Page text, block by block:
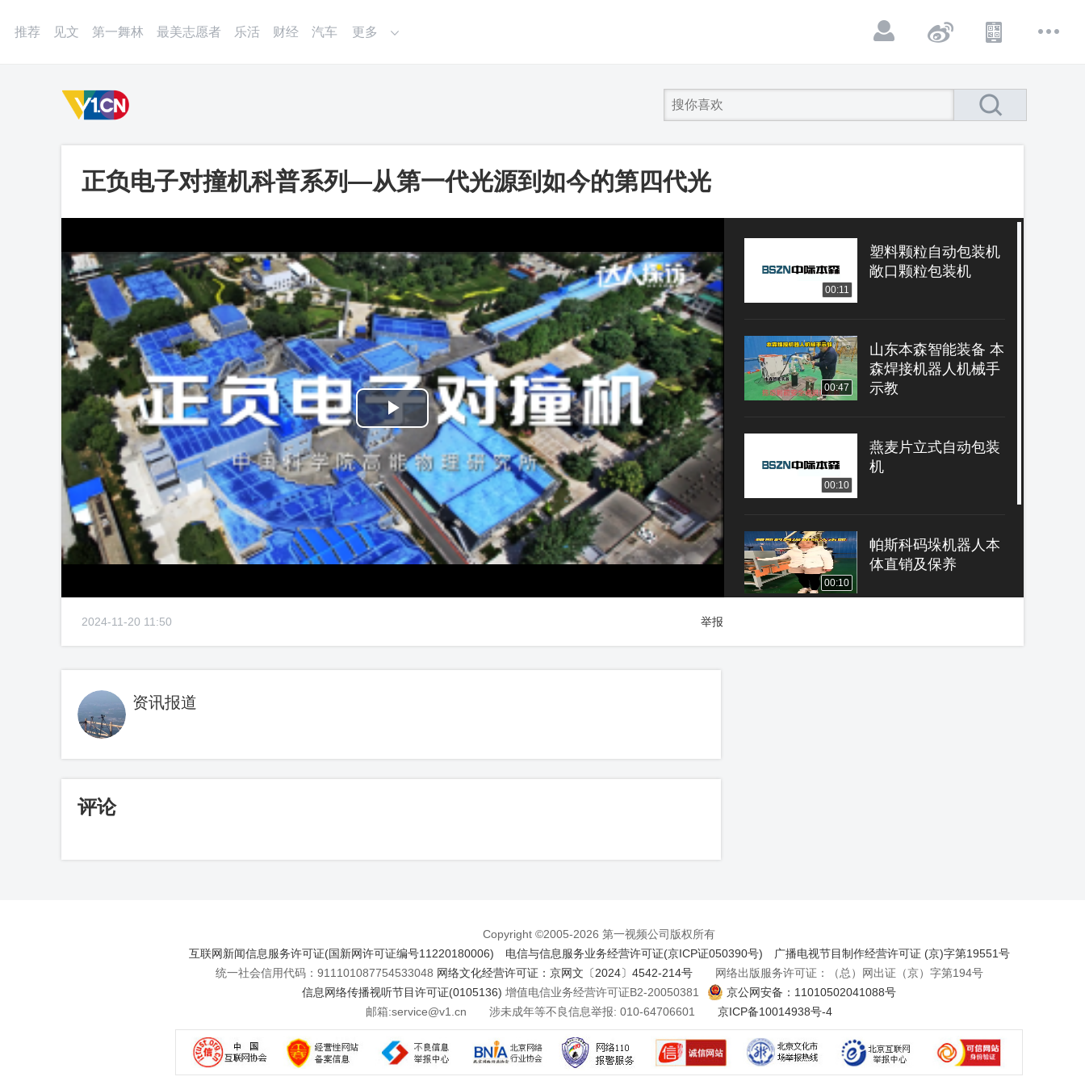
推荐 见文 第一舞林 最美志愿者 乐活 财经 汽车 更多
正负电子对撞机科普系列—从第一代光源到如今的第四代光
源，为什么我们还要升级这个最早的”老古董“？_第一视频
Play
Video
00:11
塑料颗粒自动包装机
敞口颗粒包装机
00:47
山东本森智能装备 本
森焊接机器人机械手
示教
00:10
燕麦片立式自动包装
机
00:10
帕斯科码垛机器人本
体直销及保养
山东本森智能装备 智
2024-11-20 11:50 举报
资讯报道
评论
Copyright ©2005-2026 第一视频公司版权所有
互联网新闻信息服务许可证(国新网许可证编号11220180006)
电信与信息服务业务经营许可证(京ICP证050390号)
广播电视节目制作经营许可证 (京)字第19551号
统一社会信用代码：911101087754533048 网络文化经营许可证：京网文〔2024〕4542-214号网络出版服务许可证：（总）网出证（京）字第194号
信息网络传播视听节目许可证(0105136) 增值电信业务经营许可证B2-20050381
京公网安备：11010502041088号
邮箱:service@v1.cn 涉未成年等不良信息举报: 010-64706601 京ICP备10014938号-4